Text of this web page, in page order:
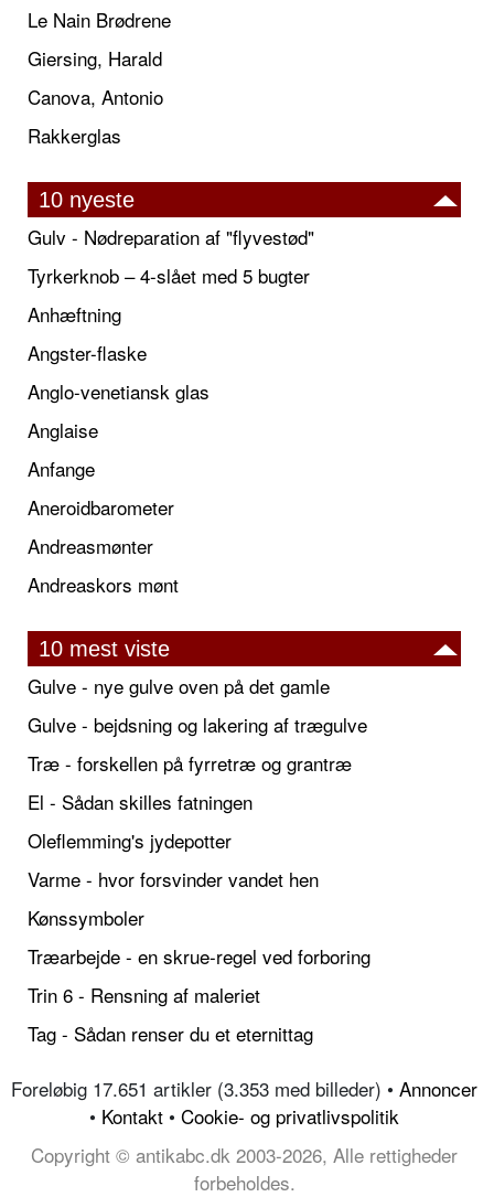
Le Nain Brødrene
Giersing, Harald
Canova, Antonio
Rakkerglas
10 nyeste
Gulv - Nødreparation af "flyvestød"
Tyrkerknob – 4-slået med 5 bugter
Anhæftning
Angster-flaske
Anglo-venetiansk glas
Anglaise
Anfange
Aneroidbarometer
Andreasmønter
Andreaskors mønt
10 mest viste
Gulve - nye gulve oven på det gamle
Gulve - bejdsning og lakering af trægulve
Træ - forskellen på fyrretræ og grantræ
El - Sådan skilles fatningen
Oleflemming's jydepotter
Varme - hvor forsvinder vandet hen
Kønssymboler
Træarbejde - en skrue-regel ved forboring
Trin 6 - Rensning af maleriet
Tag - Sådan renser du et eternittag
Foreløbig 17.651 artikler (3.353 med billeder) • Annoncer
• Kontakt • Cookie- og privatlivspolitik
Copyright © antikabc.dk 2003-2026, Alle rettigheder
forbeholdes.